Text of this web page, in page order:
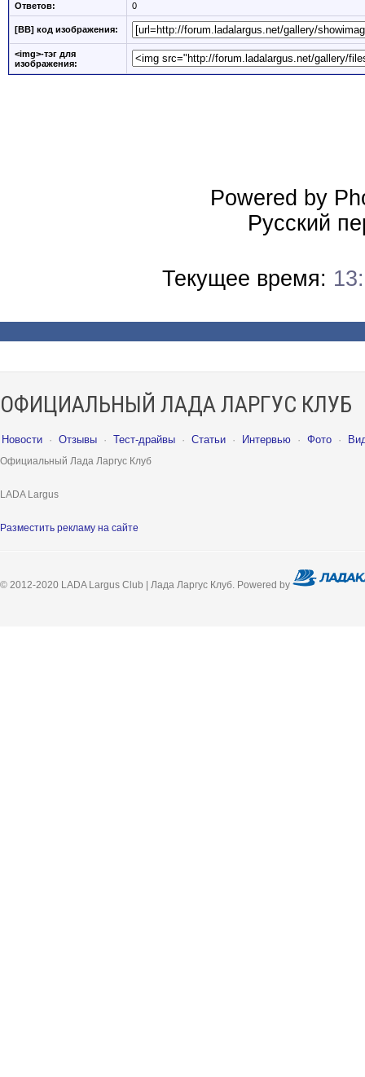
Ответов: 0
[BB] код изображения:
<img>-тэг для
изображения:
Powered by
Русский
Текущее время:
ОФИЦИАЛЬНЫЙ ЛАДА ЛАРГУС КЛУБ
Новости · Отзывы · Тест-драйвы · Статьи · Интервью · Фото ·
Официальный Лада Ларгус Клуб
LADA Largus
Разместить рекламу на сайте
© 2012-2020 LADA Largus Club | Лада Ларгус Клуб. Powered by